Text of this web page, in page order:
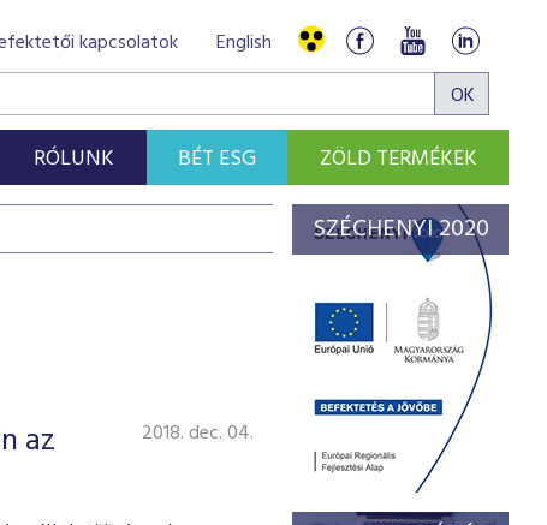
kapcsolatok English
RÓLUNK BÉT ESG ZÖLD TERMÉKEK
az
2018. dec. 04.
SZÉCHENYI 2020